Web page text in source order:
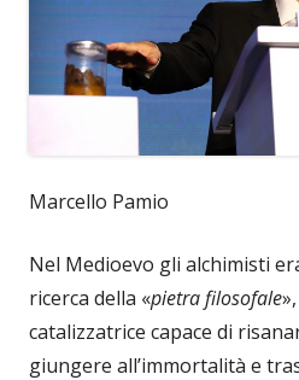
Marcello Pamio
Nel Medioevo gli alchimisti
ricerca della «pietra filosofale
catalizzatrice capace di
giungere all’immortalità e